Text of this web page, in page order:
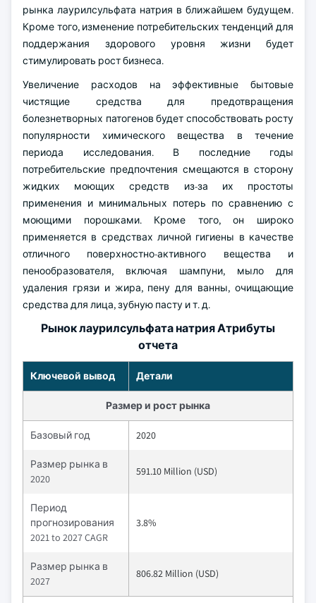
рынка лаурилсульфата натрия в ближайшем будущем.
Кроме того, изменение потребительских тенденций для
поддержания здорового уровня жизни будет
стимулировать рост бизнеса.
Увеличение расходов на эффективные бытовые
чистящие средства для предотвращения
болезнетворных патогенов будет способствовать росту
популярности химического вещества в течение
периода исследования. В последние годы
потребительские предпочтения смещаются в сторону
жидких моющих средств из-за их простоты
применения и минимальных потерь по сравнению с
моющими порошками. Кроме того, он широко
применяется в средствах личной гигиены в качестве
отличного поверхностно-активного вещества и
пенообразователя, включая шампуни, мыло для
удаления грязи и жира, пену для ванны, очищающие
средства для лица, зубную пасту и т. д.
Рынок лаурилсульфата натрия Атрибуты
отчета
Ключевой вывод Детали
Размер и рост рынка
Базовый год 2020
Размер рынка в
2020
591.10 Million (USD)
Период
прогнозирования
2021 to 2027 CAGR
3.8%
Размер рынка в
2027
806.82 Million (USD)